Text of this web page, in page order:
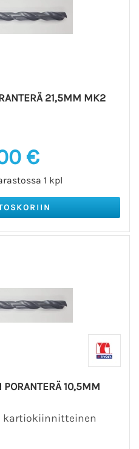
21,5MM MK2
€
1 kpl
PORANTERÄ 10,5MM
kartiokiinnitteinen